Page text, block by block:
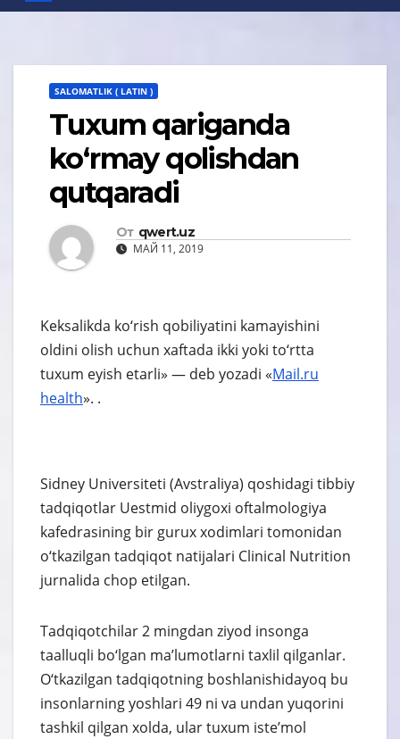
SALOMATLIK ( LATIN )
Tuxum qariganda
ko‘rmay qolishdan
qutqaradi
От qwert.uz
МАЙ 11, 2019
Keksalikda ko‘rish qobiliyatini kamayishini
oldini olish uchun xaftada ikki yoki to‘rtta
tuxum eyish etarli» — deb yozadi «Mail.ru
health». .
Sidney Universiteti (Avstraliya) qoshidagi tibbiy
tadqiqotlar Uestmid oliygoxi oftalmologiya
kafedrasining bir gurux xodimlari tomonidan
o‘tkazilgan tadqiqot natijalari Clinical Nutrition
jurnalida chop etilgan.
Tadqiqotchilar 2 mingdan ziyod insonga
taalluqli bo‘lgan ma’lumotlarni taxlil qilganlar.
O‘tkazilgan tadqiqotning boshlanishidayoq bu
insonlarning yoshlari 49 ni va undan yuqorini
tashkil qilgan xolda, ular tuxum iste’mol